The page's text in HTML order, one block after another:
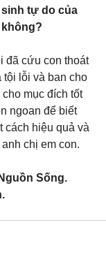
tự do của
đã cứu con thoát
tội lỗi và ban cho
mục đích tốt
ngoan để biết
cách hiệu quả và
chị em con.
Sống.